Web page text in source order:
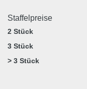
Staffelpreise
2 Stück
3 Stück
> 3 Stück